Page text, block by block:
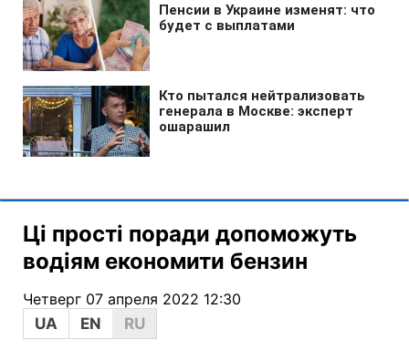
Ці прості поради допоможуть
водіям економити бензин
Четверг 07 апреля 2022 12:30
UA
EN RU